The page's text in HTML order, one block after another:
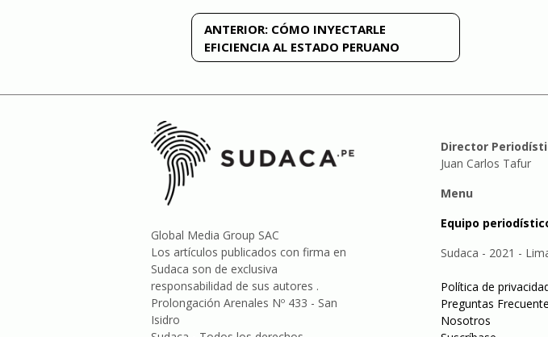
Navegación
de
ANTERIOR: CÓMO INYECTARLE
EFICIENCIA AL ESTADO PERUANO
Global Media Group SAC
Los artículos publicados con firma en
Sudaca son de exclusiva
responsabilidad de sus autores .
Prolongación Arenales Nº 433 - San
Isidro
Director
Juan Carlos Tafur
Menu
Equipo
Sudaca - 2021 -
Política de
Preguntas
Nosotros